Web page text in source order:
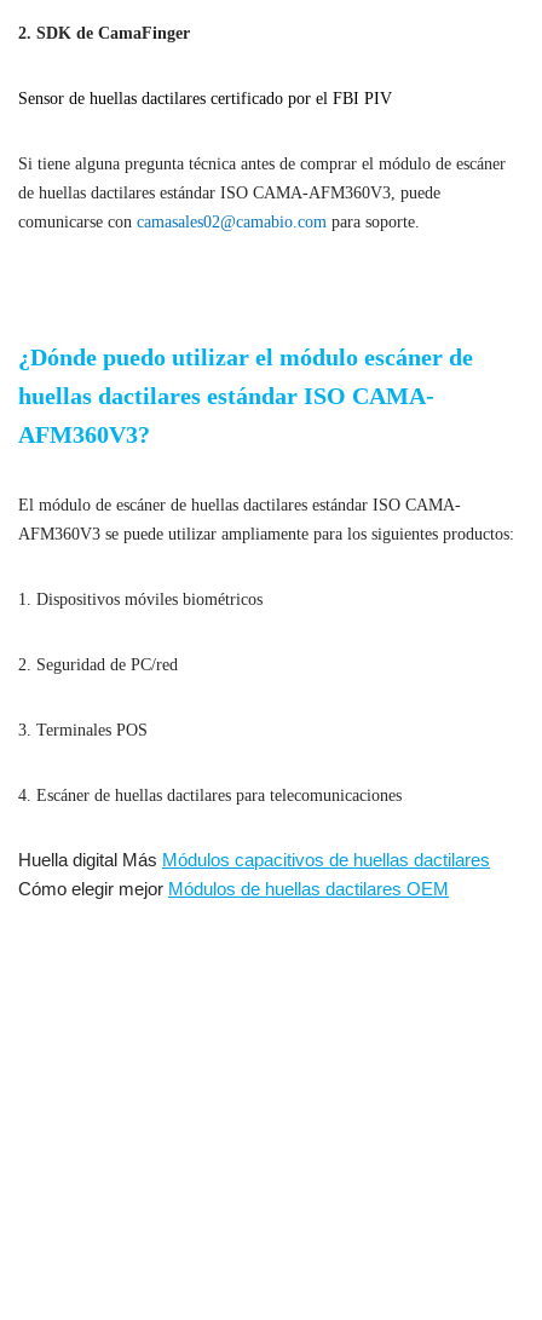
2. SDK de CamaFinger
Sensor de huellas dactilares certificado por el FBI PIV
Si tiene alguna pregunta técnica antes de comprar el módulo de escáner
de huellas dactilares estándar ISO CAMA-AFM360V3, puede
comunicarse con camasales02@camabio.com para soporte.
¿Dónde puedo utilizar el módulo escáner de
huellas dactilares estándar ISO CAMA-
AFM360V3?
El módulo de escáner de huellas dactilares estándar ISO CAMA-
AFM360V3 se puede utilizar ampliamente para los siguientes productos:
1. Dispositivos móviles biométricos
2. Seguridad de PC/red
3. Terminales POS
4. Escáner de huellas dactilares para telecomunicaciones
Huella digital Más Módulos capacitivos de huellas dactilares
Cómo elegir mejor Módulos de huellas dactilares OEM